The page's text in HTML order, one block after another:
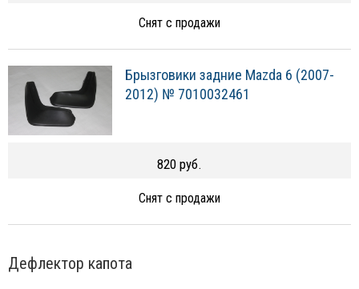
Снят с продажи
Брызговики задние Mazda 6 (2007-
2012) № 7010032461
820 руб.
Снят с продажи
Дефлектор капота